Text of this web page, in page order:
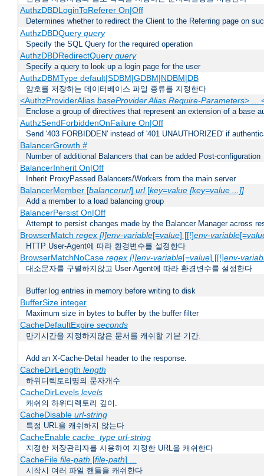
AuthzDBDLoginToReferer On|Off
Determines whether to redirect the Client to the Referring page on
AuthzDBDQuery query
Specify the SQL Query for the required operation
AuthzDBDRedirectQuery query
Specify a query to look up a login page for the user
AuthzDBMType default|SDBM|GDBM|NDBM|DB
암호를 저장하는 데이터베이스 파일 종류를 지정한다
<AuthzProviderAlias baseProvider Alias Require-Parameters> ...
Enclose a group of directives that represent an extension of a base
AuthzSendForbiddenOnFailure On|Off
Send '403 FORBIDDEN' instead of '401 UNAUTHORIZED' if
BalancerGrowth #
Number of additional Balancers that can be added Post-configuration
BalancerInherit On|Off
Inherit ProxyPassed Balancers/Workers from the main server
BalancerMember [balancerurl] url[key=value [key=value ...]]
Add a member to a load balancing group
BalancerPersist On|Off
Attempt to persist changes made by the Balancer Manager across
BrowserMatch regex [!]env-variable[=value] [[!]env-variable[=
HTTP User-Agent에 따라 환경변수를 설정한다
BrowserMatchNoCase regex [!]env-variable[=value] [[!]env-
대소문자를 구별하지않고 User-Agent에 따라 환경변수를 설정한다
Buffer log entries in memory before writing to disk
BufferSize integer
Maximum size in bytes to buffer by the buffer filter
CacheDefaultExpire seconds
만기시간을 지정하지않은 문서를 캐쉬할 기본 기간.
Add an X-Cache-Detail header to the response.
CacheDirLength length
하위디렉토리명의 문자개수
CacheDirLevels levels
캐쉬의 하위디렉토리 깊이.
CacheDisable url-string
특정 URL을 캐쉬하지 않는다
CacheEnable cache_type url-string
지정한 저장관리자를 사용하여 지정한 URL을 캐쉬한다
CacheFile file-path [file-path] ...
시작시 여러 파일 핸들을 캐쉬한다